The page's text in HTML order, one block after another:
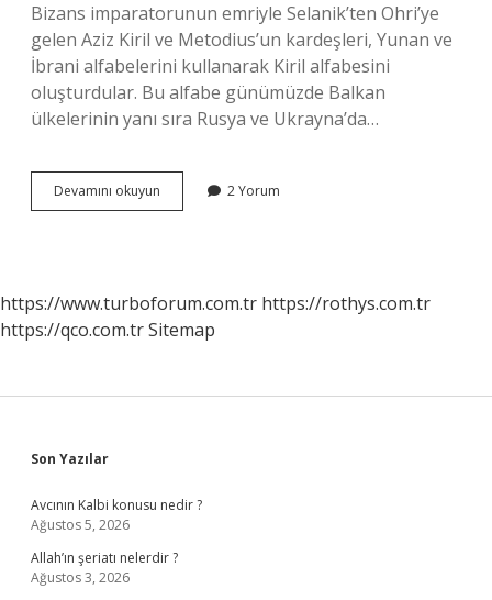
Bizans imparatorunun emriyle Selanik’ten Ohri’ye
gelen Aziz Kiril ve Metodius’un kardeşleri, Yunan ve
İbrani alfabelerini kullanarak Kiril alfabesini
oluşturdular. Bu alfabe günümüzde Balkan
ülkelerinin yanı sıra Rusya ve Ukrayna’da…
Devamını okuyun
Harften
2 Yorum
https://www.turboforum.com.tr https://rothys.com.tr
https://qco.com.trSitemap
Sidebar
Son Yazılar
Avcının Kalbi konusu nedir ?
Ağustos 5, 2026
Allah’ın şeriatı nelerdir ?
Ağustos 3, 2026